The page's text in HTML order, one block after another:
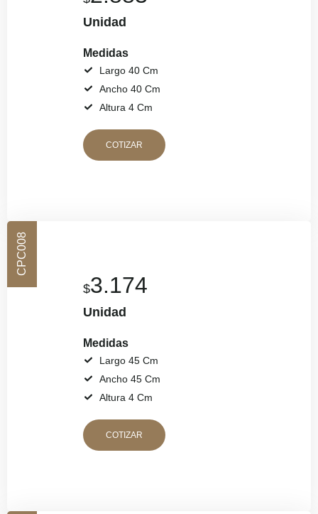
Unidad
Medidas
Largo 40 Cm
Ancho 40 Cm
Altura 4 Cm
COTIZAR
CPC008
$3.174
Unidad
Medidas
Largo 45 Cm
Ancho 45 Cm
Altura 4 Cm
COTIZAR